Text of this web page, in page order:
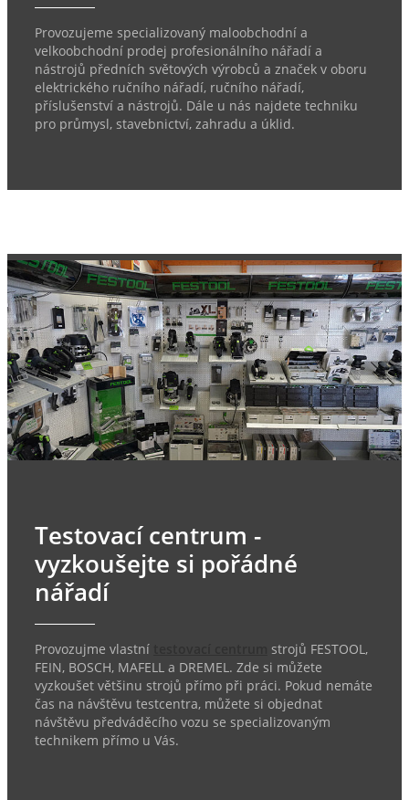
Provozujeme specializovaný maloobchodní a
velkoobchodní prodej profesionálního nářadí a
nástrojů předních světových výrobců a značek v oboru
elektrického ručního nářadí, ručního nářadí,
příslušenství a nástrojů. Dále u nás najdete techniku
pro průmysl, stavebnictví, zahradu a úklid.
Testovací centrum -
vyzkoušejte si pořádné
nářadí
Provozujme vlastní
strojů FESTOOL,
FEIN, BOSCH, MAFELL a DREMEL. Zde si můžete
vyzkoušet většinu strojů přímo při práci. Pokud nemáte
čas na návštěvu testcentra, můžete si objednat
návštěvu předváděcího vozu se specializovaným
technikem přímo u Vás.